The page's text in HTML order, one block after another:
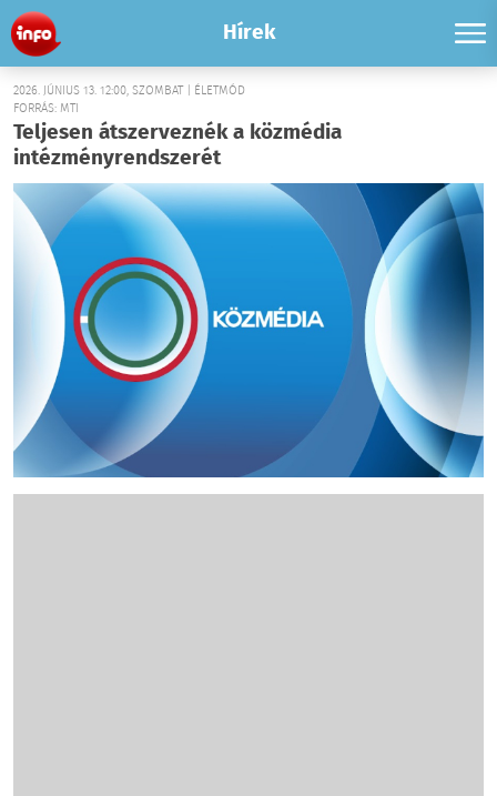
Hírek
2026. JÚNIUS 13. 12:00, SZOMBAT | ÉLETMÓD
FORRÁS: MTI
Teljesen átszerveznék a közmédia
intézményrendszerét